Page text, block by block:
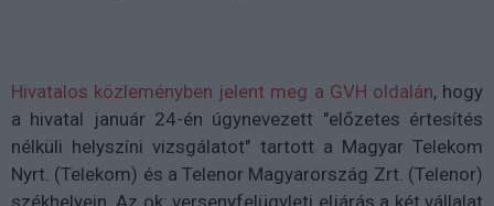
Hivatalos közleményben jelent meg a GVH oldalán, hogy
a hivatal január 24-én úgynevezett "előzetes értesítés
nélküli helyszíni vizsgálatot" tartott a Magyar Telekom
Nyrt. (Telekom) és a Telenor Magyarország Zrt. (Telenor)
székhelyein. Az ok: versenyfelügyleti eljárás a két vállalat